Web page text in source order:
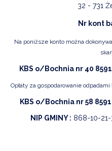
32 - 731
Nr kont
Na poniższe konto można
KBS o/Bochnia nr 40
Opłaty za gospodarowanie
KBS o/Bochnia nr 58
NIP GMINY : 868-10-21-